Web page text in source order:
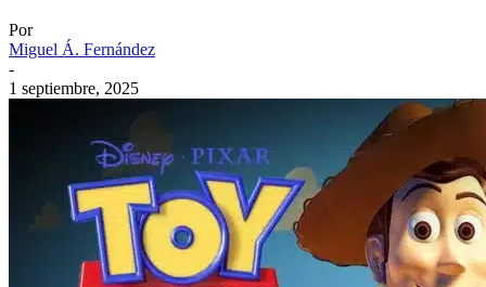
Por
Miguel Á. Fernández
-
1 septiembre, 2025